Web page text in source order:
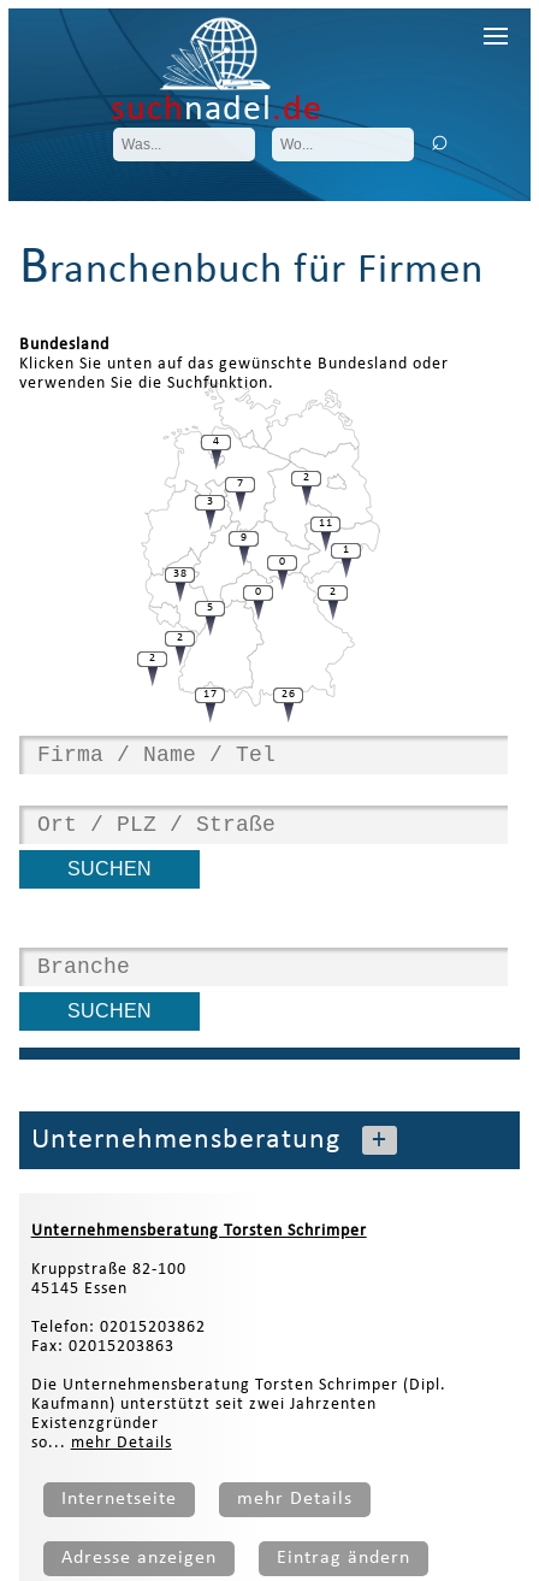
suchnadel.de
Branchenbuch für Firmen
Bundesland
Klicken Sie unten auf das gewünschte Bundesland oder
verwenden Sie die Suchfunktion.
2
1
38
11
0
2
7
4
3
9
2
5
2
17
0
26
Unternehmensberatung +
Unternehmensberatung Torsten Schrimper
Kruppstraße 82-100
45145 Essen
Telefon: 02015203862
Fax: 02015203863
Die Unternehmensberatung Torsten Schrimper (Dipl.
Kaufmann) un­ter­stützt seit zwei Jahrzenten
Existenzgründer
so­... mehr Details
Internetseite mehr Details
Adresse anzeigen Eintrag ändern